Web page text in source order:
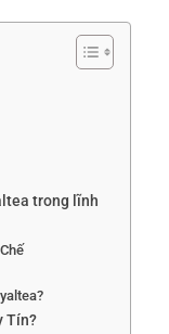
trong lĩnh
Tín?